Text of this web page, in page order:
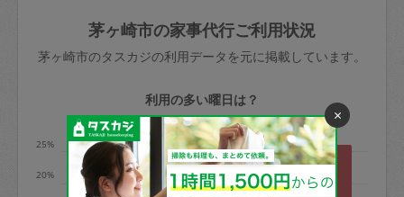
依頼者不在による当日キャンセル＝依頼
金額の100%＋交通費全額
※例：依頼日時／土曜日午前9時開始の場
合、水曜日午前9時以降はキャンセル料が
発生
水曜日9時〜金曜日9時まで＝依頼料金の
50%
きた場合は損害保険の対象外となるので
ご注意ください。
玉、など
あわせてこちらも参照ください：初めて
はありますか？
茅ヶ崎市の家事代行ご利用状況
茅ヶ崎市のタスカジの利用データを元に掲載しています。
利用の多い曜日は？
20%
25%
×